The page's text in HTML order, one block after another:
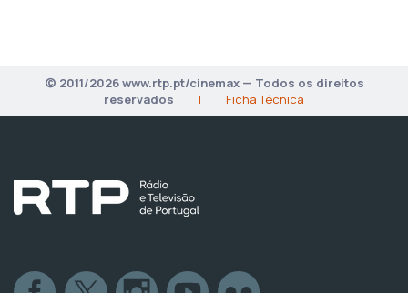
© 2011/2026 www.rtp.pt/cinemax — Todos os direitos
reservados
| Ficha Técnica